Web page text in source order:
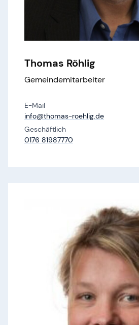
Thomas Röhlig
Gemeindemitarbeiter
E-Mail
info@​thomas-roehlig.​de
Geschäftlich
0176 81987770